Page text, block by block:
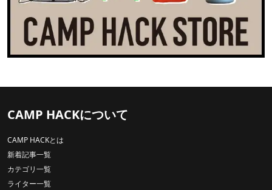
CAMP HACKについて
CAMP HACKとは
新着記事一覧
カテゴリ一覧
ライター一覧